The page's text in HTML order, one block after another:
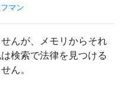
マン
んが、メモリからそれ
検索で法律を見つける
ん。